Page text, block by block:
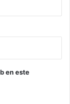
en este